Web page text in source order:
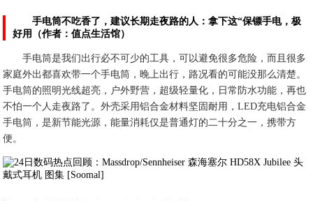
手电筒不吃香了，建议长期走夜路的人：拿下这“保镖手电，极
好用（作者：值点生活馆）
手电筒是我们出行必不可少的工具，可以避免很多危险，而且很多
家庭外出都喜欢带一个手电筒，晚上出行，路况看的可能没那么清楚。
手电筒的照明光线超亮，户外野营，超级轻量化，日常防水功能，再也
不怕一个人走夜路了。外壳采用铝合金材料坚固耐用，LED充电铝合金
手电筒，是新节能光源，能量消耗仅是普通灯的二十分之一，携带方
便。